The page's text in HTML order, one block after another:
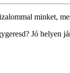
minket,
Jó helyen